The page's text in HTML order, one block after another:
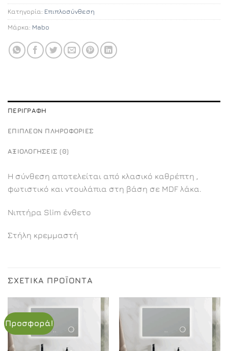
Κατηγορία: Επιπλοσύνθεση
Μάρκα: Mabo
ΠΕΡΙΓΡΑΦΉ
ΕΠΙΠΛΈΟΝ ΠΛΗΡΟΦΟΡΊΕΣ
ΑΞΙΟΛΟΓΉΣΕΙΣ (0)
Η σύνθεση αποτελείται από κλασικό καθρέπτη ,
φωτιστικό και ντουλάπια στη βάση σε MDF λάκα.
Νιπτήρα Slim ένθετο
Στήλη κρεμμαστή
ΣΧΕΤΙΚΆ ΠΡΟΪΌΝΤΑ
Προσφορά!